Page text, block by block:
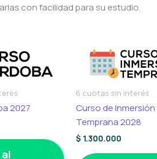
con facilidad para su estudio.
2027
6 cuotas sin interés
Curso de Inmersión
Temprana 2028
$ 1.300.000